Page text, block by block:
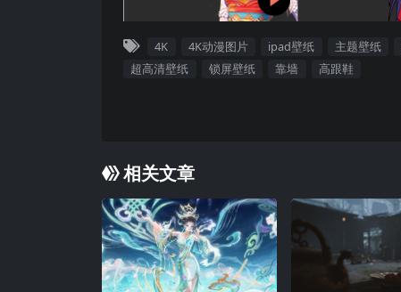
4K 4K动漫图片 ipad壁纸 主题壁纸
超高清壁纸
锁屏壁纸 靠墙 高跟鞋
相关文章